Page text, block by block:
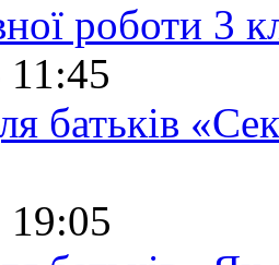
роботи 3
батьків
19:05